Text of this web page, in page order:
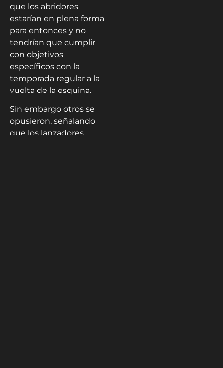
que los abridores
estarían en plena forma
para entonces y no
tendrían que cumplir
con objetivos
específicos con la
temporada regular a la
vuelta de la esquina.
Sin embargo otros se
opusieron, señalando
que los lanzadores